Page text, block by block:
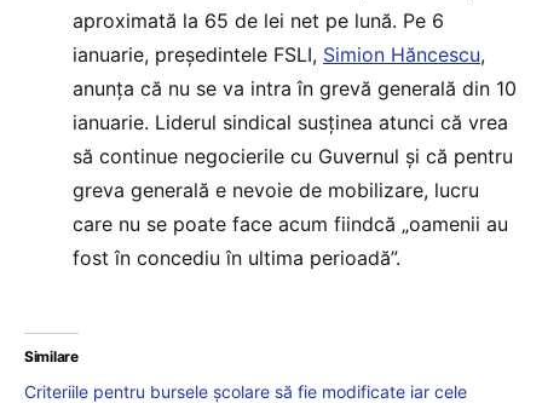
aproximată la 65 de lei net pe lună. Pe 6
ianuarie, președintele FSLI, Simion Hăncescu,
anunța că nu se va intra în grevă generală din 10
ianuarie. Liderul sindical susținea atunci că vrea
să continue negocierile cu Guvernul și că pentru
greva generală e nevoie de mobilizare, lucru
care nu se poate face acum fiindcă „oamenii au
fost în concediu în ultima perioadă”.
Similare
Criteriile pentru bursele școlare să fie modificate iar cele